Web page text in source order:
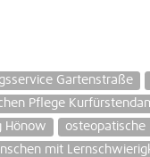
Gartenstraße
Pflege
Hönow
osteopatische
mit